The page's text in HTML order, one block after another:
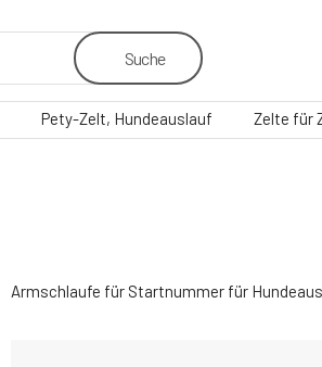
Suche
Pety-Zelt, Hundeauslauf Zelte für
Armschlaufe für Startnummer für